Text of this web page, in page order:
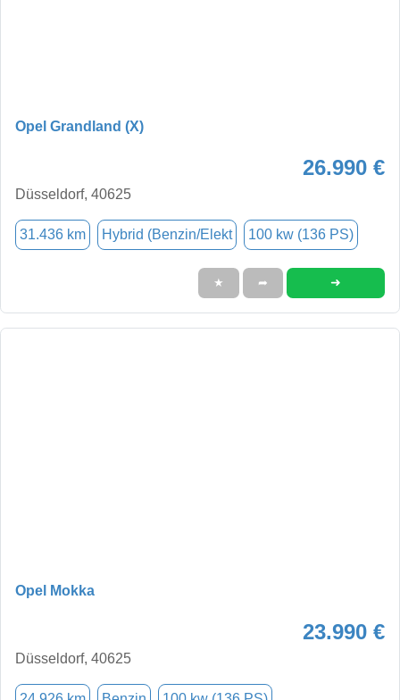
Opel Grandland (X)
26.990 €
Düsseldorf, 40625
31.436 km Hybrid (Benzin/Elekt 100 kw (136 PS)
★ ➦ ➜
Opel Mokka
23.990 €
Düsseldorf, 40625